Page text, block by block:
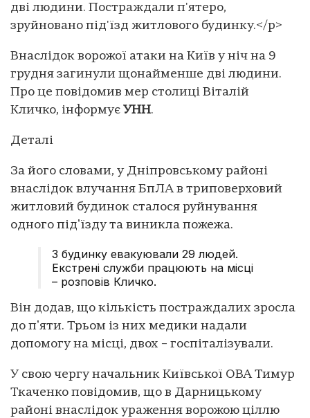
дві людини. Постраждали п'ятеро,
зруйновано під'їзд житлового будинку.</p>
Внаслідок ворожої атаки на Київ у ніч на 9
грудня загинули щонайменше дві людини.
Про це повідомив мер столиці Віталій
Кличко, інформує УНН.
Деталі
За його словами, у Дніпровському районі
внаслідок влучання БпЛА в триповерховий
житловий будинок сталося руйнування
одного підʼїзду та виникла пожежа.
З будинку евакуювали 29 людей.
Екстрені служби працюють на місці
– розповів Кличко.
Він додав, що кількість постраждалих зросла
до пʼяти. Трьом із них медики надали
допомогу на місці, двох – госпіталізували.
У свою чергу начальник Київської ОВА Тимур
Ткаченко повідомив, що в Дарницькому
районі внаслідок ураження ворожою ціллю